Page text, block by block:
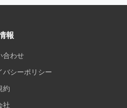
報
合わせ
バシーポリシー
約
社